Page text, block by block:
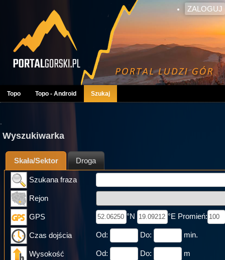
ZALOGUJ
Topo Topo - Android Szukaj
Wyszukiwarka
Skała/Sektor Droga
Szukana fraza
Rejon
GPS °N °E Promień:
Czas dojścia Od: Do: min.
Wysokość Od: Do: m